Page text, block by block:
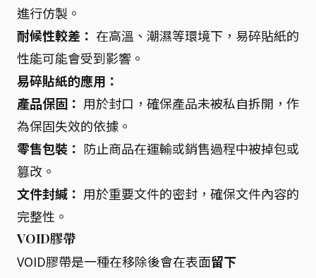
進行仿製。
耐候性較差： 在高溫、潮濕等環境下，易碎貼紙的
性能可能會受到影響。
易碎貼紙的應用：
產品保固： 用於封口，確保產品未被私自拆開，作
為保固失效的依據。
零售包裝： 防止商品在運輸或銷售過程中被掉包或
篡改。
文件封緘： 用於重要文件的密封，確保文件內容的
完整性。
VOID膠帶
VOID膠帶是一種在移除後會在表面留下